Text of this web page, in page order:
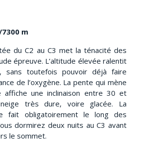
7300 m
du C2 au C3 met la ténacité des
épreuve. L’altitude élevée ralentit
sans toutefois pouvoir déjà faire
de l’oxygène. La pente qui mène
une inclinaison entre 30 et
très dure, voire glacée. La
fait obligatoirement le long des
dormirez deux nuits au C3 avant
le sommet.